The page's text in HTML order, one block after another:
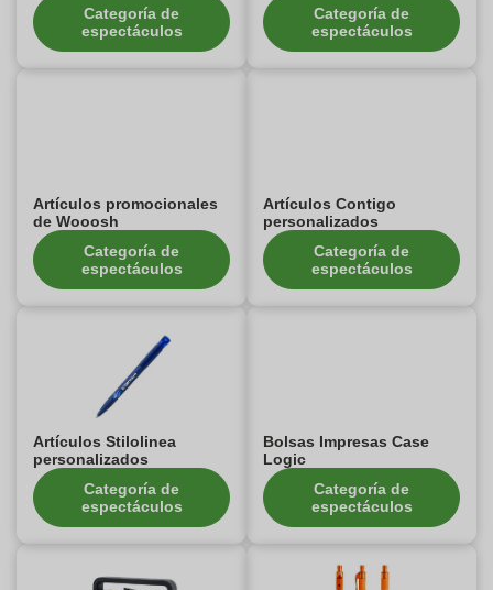
Categoría de
espectáculos
Categoría de
espectáculos
Artículos promocionales
de Wooosh
Categoría de
espectáculos
Artículos Contigo
personalizados
Categoría de
espectáculos
Artículos Stilolinea
personalizados
Categoría de
espectáculos
Bolsas Impresas Case
Logic
Categoría de
espectáculos